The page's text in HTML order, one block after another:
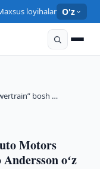
loyihalar O'z
bosh …
Motors
oʻz